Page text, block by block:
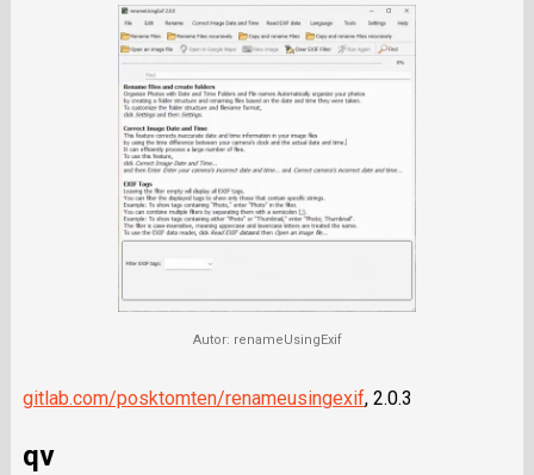
Autor: renameUsingExif
gitlab.com/posktomten/rena­meusingexif, 2.0.3
qv